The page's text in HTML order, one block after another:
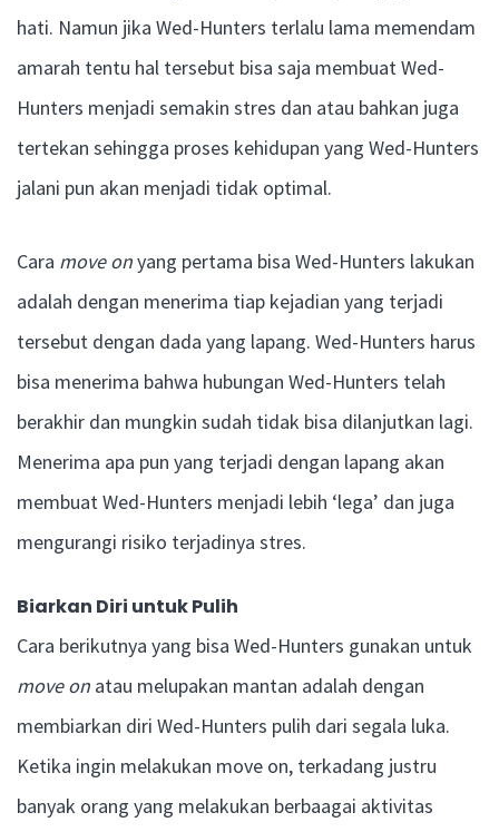
hati. Namun jika Wed-Hunters terlalu lama memendam
amarah tentu hal tersebut bisa saja membuat Wed-
Hunters menjadi semakin stres dan atau bahkan juga
tertekan sehingga proses kehidupan yang Wed-Hunters
jalani pun akan menjadi tidak optimal.
Cara move onyang pertama bisa Wed-Hunters lakukan
adalah dengan menerima tiap kejadian yang terjadi
tersebut dengan dada yang lapang. Wed-Hunters harus
bisa menerima bahwa hubungan Wed-Hunters telah
berakhir dan mungkin sudah tidak bisa dilanjutkan lagi.
Menerima apa pun yang terjadi dengan lapang akan
membuat Wed-Hunters menjadi lebih ‘lega’ dan juga
mengurangi risiko terjadinya stres.
Biarkan Diri untuk Pulih
Cara berikutnya yang bisa Wed-Hunters gunakan untuk
move on atau melupakan mantan adalah dengan
membiarkan diri Wed-Hunters pulih dari segala luka.
Ketika ingin melakukan move on, terkadang justru
banyak orang yang melakukan berbaagai aktivitas